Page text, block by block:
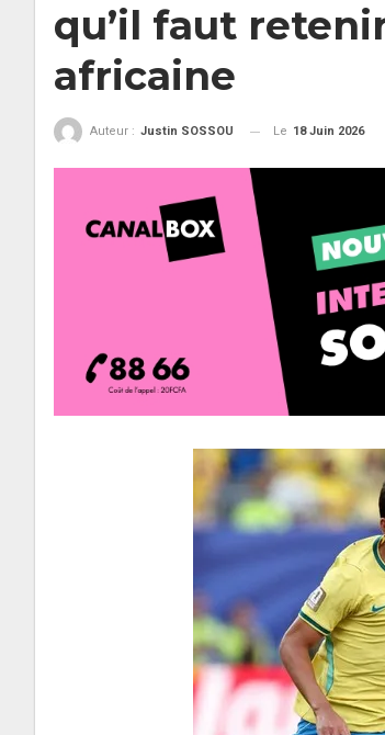
qu’il faut
africaine
Auteur : Justin SOSSOU Le 18 Juin 2026